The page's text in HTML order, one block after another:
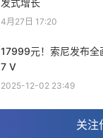
发式增长
4月27日 17:20
17999元！索尼发布全
7 V
2025-12-02 23:49
关注